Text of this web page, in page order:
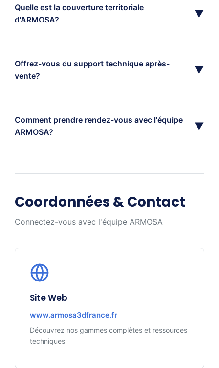
Quelle est la couverture territoriale
d'ARMOSA?
▼
Offrez-vous du support technique après-
vente?
▼
Comment prendre rendez-vous avec l'équipe
ARMOSA?
▼
Coordonnées & Contact
Connectez-vous avec l'équipe ARMOSA
Site Web
www.armosa3dfrance.fr
Découvrez nos gammes complètes et ressources
techniques